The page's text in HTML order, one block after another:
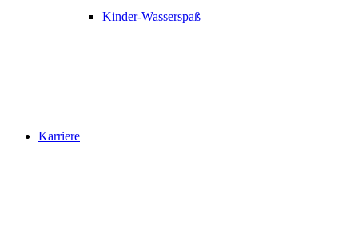
Kinder-Wasserspaß
Karriere